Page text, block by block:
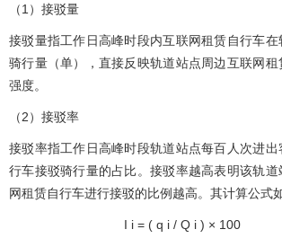
（1）接驳量
接驳量指工作日高峰时段内互联网租赁自行车
骑行量（单），直接反映轨道站点周边互联网
强度。
（2）接驳率
接驳率指工作日高峰时段轨道站点每百人次进出
行车接驳骑行量的占比。接驳率越高表明该轨
网租赁自行车进行接驳的比例越高。其计算公式
I i = ( q i / Q i ) × 100